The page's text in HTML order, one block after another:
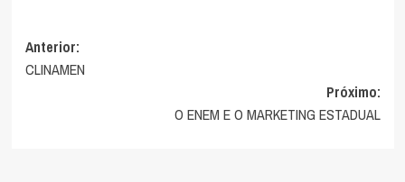
Navegação
de
Anterior:
CLINAMEN
Próximo:
O ENEM E O MARKETING ESTADUAL